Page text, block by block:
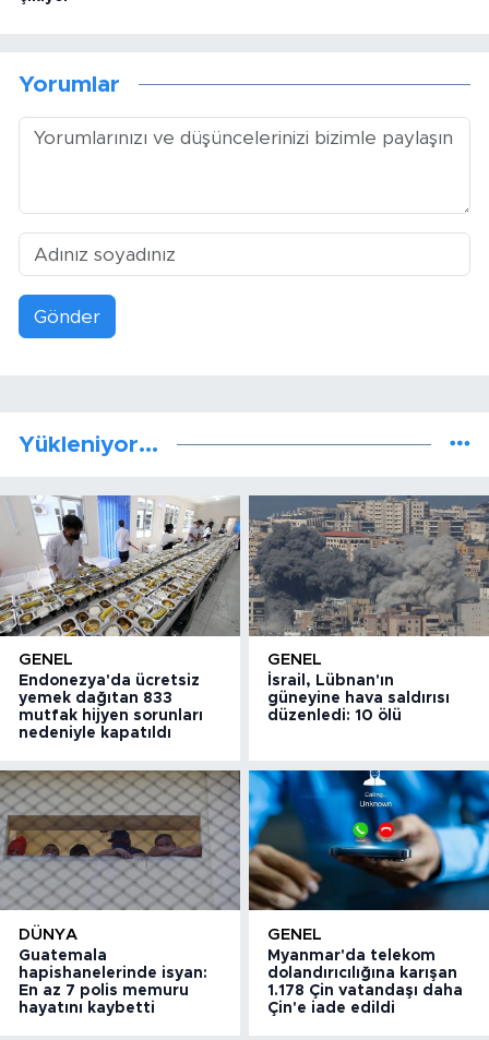
Yorumlar
Gönder
Yükleniyor...
GENEL
Endonezya'da ücretsiz
yemek dağıtan 833
mutfak hijyen sorunları
nedeniyle kapatıldı
GENEL
İsrail, Lübnan'ın
güneyine hava saldırısı
düzenledi: 10 ölü
DÜNYA
Guatemala
hapishanelerinde isyan:
En az 7 polis memuru
hayatını kaybetti
GENEL
Myanmar'da telekom
dolandırıcılığına karışan
1.178 Çin vatandaşı daha
Çin'e iade edildi